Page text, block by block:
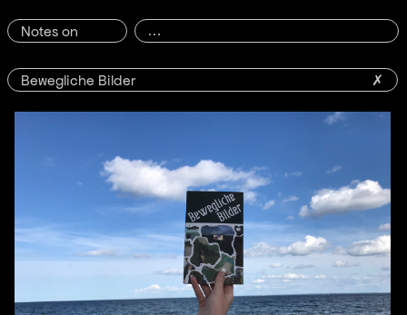
Notes on
Bewegliche Bilder ✗